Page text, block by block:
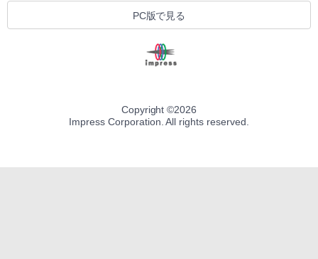
PC版で見る
Copyright ©2026
Impress Corporation. All rights reserved.